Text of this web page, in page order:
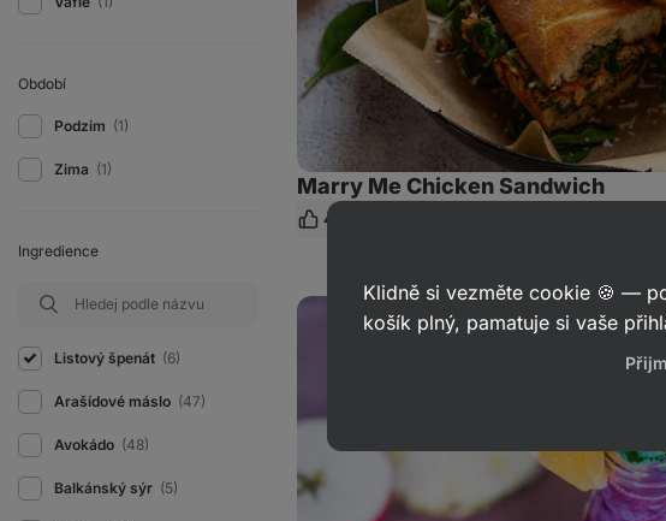
Období
Podzim (1)
Zima (1)
Ingredience
Listový špenát (6)
Arašídové máslo (47)
Avokádo (48)
Balkánský sýr (5)
Marry Me Chicken Sandwich
44
Smoothie
Klidně si vezměte cookie 🍪 —
košík plný, pamatuje si vaše